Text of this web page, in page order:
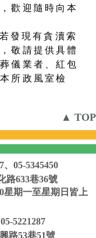
歡迎隨時向本
發現有貪瀆索
敬請提供具體
儀業者、紅包
所政風室檢
▲ TOP
、05-5345450
路633巷36號
星期一至星期日皆上
5221287
路53巷51號